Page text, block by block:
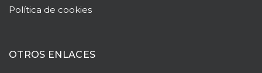
Política de cookies
OTROS ENLACES